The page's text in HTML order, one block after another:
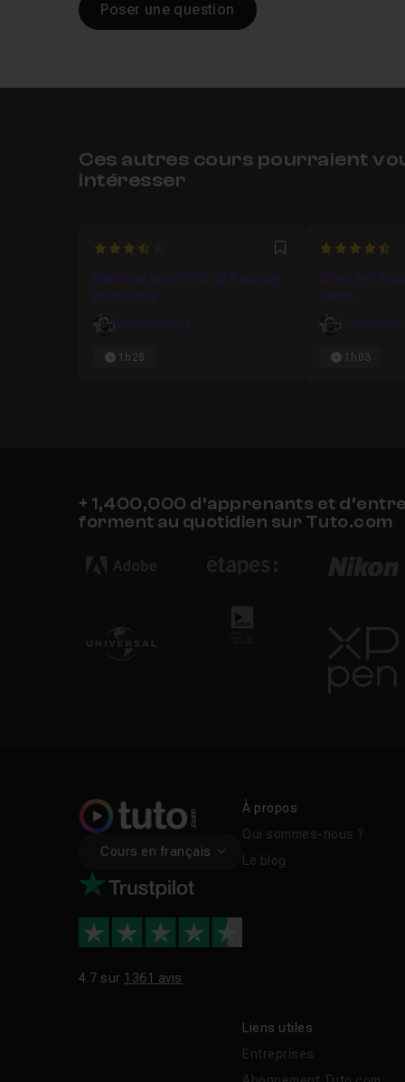
Poser une question
Ces autres cours pourraient
intéresser
3.5 Favori
Maîtriser les effets de flous de
Photoshop
Olivier Krakus
1h28
Gérer les
Photo
Olivier
1h03
+ 1,400,000 d’apprenants et
forment au quotidien sur Tuto.com
Cours en français
4.7 sur 1361 avis
À propos
Qui sommes-nous ?
Le blog
Liens utiles
Entreprises